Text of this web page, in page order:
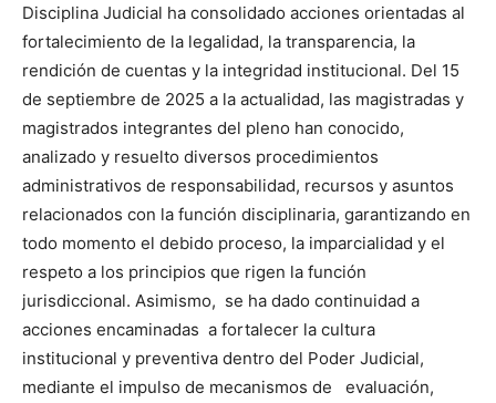
Disciplina Judicial ha consolidado acciones orientadas al
fortalecimiento de la legalidad, la transparencia, la
rendición de cuentas y la integridad institucional. Del 15
de septiembre de 2025 a la actualidad, las magistradas y
magistrados integrantes del pleno han conocido,
analizado y resuelto diversos procedimientos
administrativos de responsabilidad, recursos y asuntos
relacionados con la función disciplinaria, garantizando en
todo momento el debido proceso, la imparcialidad y el
respeto a los principios que rigen la función
jurisdiccional. Asimismo, se ha dado continuidad a
acciones encaminadas a fortalecer la cultura
institucional y preventiva dentro del Poder Judicial,
mediante el impulso de mecanismos de evaluación,